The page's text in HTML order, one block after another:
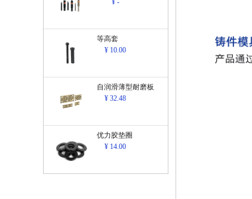
¥ -
等高套
¥ 10.00
自润滑薄型耐磨板
¥ 32.48
优力胶垫圈
¥ 14.00